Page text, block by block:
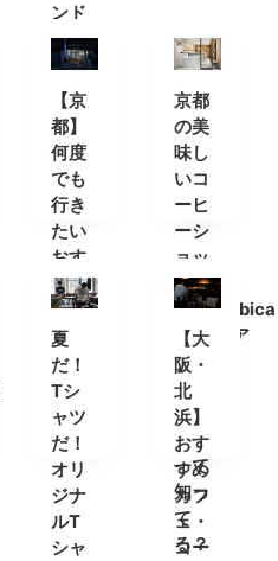
ンド
【京
都】
何度
でも
行き
たい
おす
すめ
カフ
ェ＆
コー
ヒー
スタ
ンド
京都
の美
味し
いコ
ーヒ
ーシ
ョッ
プ
「%Arabica
Kyoto(ア
ラビ
カキ
ョウ
ト)」
って
知っ
て
る？
夏
だ！
Tシ
ャツ
だ！
オリ
ジナ
ルT
シャ
【大
阪・
北
浜】
おす
すめ
カフ
ェ・
コー